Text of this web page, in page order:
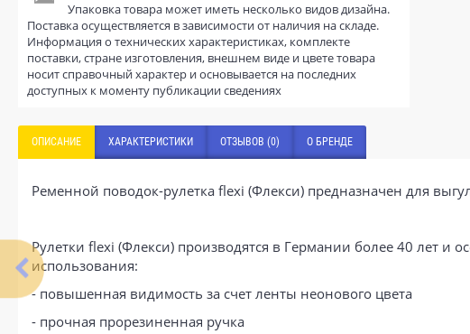
Упаковка товара может иметь несколько видов дизайна.
Поставка осуществляется в зависимости от наличия на складе.
Информация о технических характеристиках, комплекте
поставки, стране изготовления, внешнем виде и цвете товара
носит справочный характер и основывается на последних
доступных к моменту публикации сведениях
ОПИСАНИЕ ХАРАКТЕРИСТИКИ ОТЗЫВОВ (0) О БРЕНДЕ
Ременной поводок-рулетка flexi (Флекси) предназначен для
Рулетки flexi (Флекси) производятся в Германии более 40 лет и
использования:
- повышенная видимость за счет ленты неонового цвета
- прочная прорезиненная ручка